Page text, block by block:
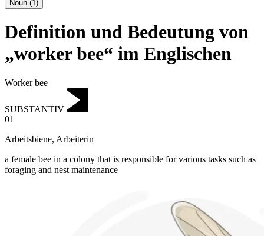
Noun (1)
Definition und Bedeutung von
„worker bee“ im Englischen
Worker bee
SUBSTANTIV
01
Arbeitsbiene, Arbeiterin
a female bee in a colony that is responsible for various tasks such as
foraging and nest maintenance